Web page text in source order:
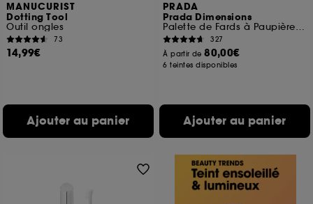
MANUCURIST
Dotting Tool
Outil ongles
73
14,99€
Ajouter au panier
PRADA
Prada Dimensions
Palette de Fards à Paupières Couleur Intense Longue Tenue
327
À partir de80,00€
6 teintes disponibles
Ajouter au panier